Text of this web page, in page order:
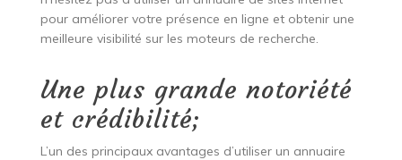
pour améliorer votre présence en ligne et obtenir une
meilleure visibilité sur les moteurs de recherche.
Une plus grande notoriété
et crédibilité;
L’un des principaux avantages d’utiliser un annuaire